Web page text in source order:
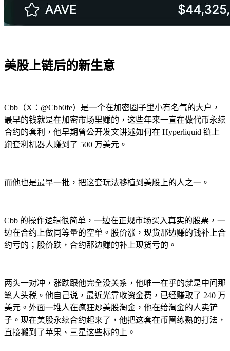
美股上链后的新生意
Cbb（X：@Cbb0fe）是一个在加密圈子里小有名气的大户，
最早的钱就是在加密市场里赚的，这些年来一直在做代币永续
合约的套利，他早期曾公开发文讲述如何在 Hyperliquid 链上
跑套利机器人赚到了 500 万美元。
而他也是最早一批，把这套玩法移植到美股上的人之一。
Cbb 的操作逻辑很简单，一边在正规市场买入真实的股票，一
边在合约上做同等量的空单。股价涨，现货那边赚的钱补上合
约亏的；股价跌，合约那边赚的补上现货亏的。
两头一对冲，涨跌跟他完全没关系，他唯一在乎的就是中间那
笔人头税。他自己说，最近光靠收资金费，已经赚取了 240 万
美元。外面一堆人在疯狂炒美股淘金，他在给淘金的人卖铲
子。现在美股永续合约起来了，他把这套在币圈练熟的打法，
直接搬到了苹果、三星这些标的上。